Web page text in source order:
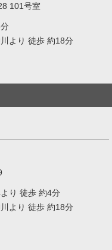
101号室
より 徒歩 約18分
り 徒歩 約4分
より 徒歩 約18分